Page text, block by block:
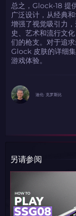
总之，Glock-18 提
广泛设计，从经典
增强了视觉吸引力
史、艺术和流行文
们的枪支。对于追
Glock 皮肤的详细
游戏体验。
迪伦· 克罗斯比
另请参阅